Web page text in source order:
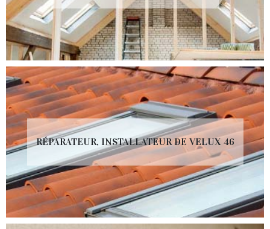
RÉPARATEUR, INSTALLATEUR DE VELUX 46